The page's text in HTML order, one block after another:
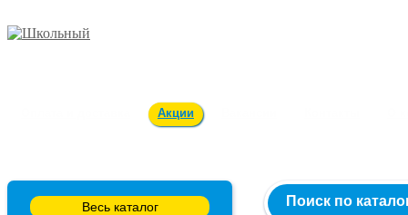
Акции
Весь каталог Поиск по